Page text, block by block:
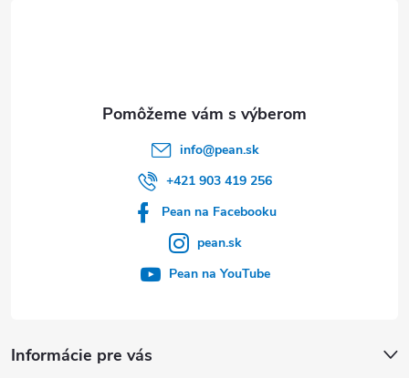
Informácie pre vás
info@pean.sk
+421 903 419 256
Pean na Facebooku
pean.sk
Pean na YouTube